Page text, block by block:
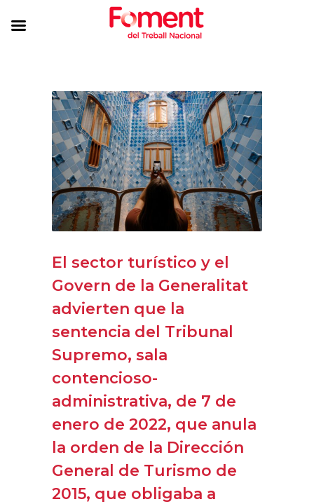
El sector turístico y el
Govern de la Generalitat
advierten que la
sentencia del Tribunal
Supremo, sala
contencioso-
administrativa, de 7 de
enero de 2022, que anula
la orden de la Dirección
General de Turismo de
2015, que obligaba a